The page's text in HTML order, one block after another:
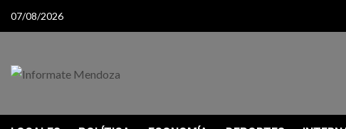
07/08/2026